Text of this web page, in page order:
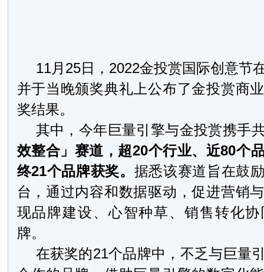
11月25日，2022金投赏国际创意节
并于当晚颁奖典礼上公布了金投赏商
奖结果。
其中，今年巨量引擎与金投赏携手
效整合」赛道，超20个行业、近80个
终21个品牌获奖。 据悉该赛道旨在鼓
台，通过内容和数据驱动，促进营销
现品牌建设、心智种草、销售转化
牌。
在获奖的21个品牌中，不乏与巨量